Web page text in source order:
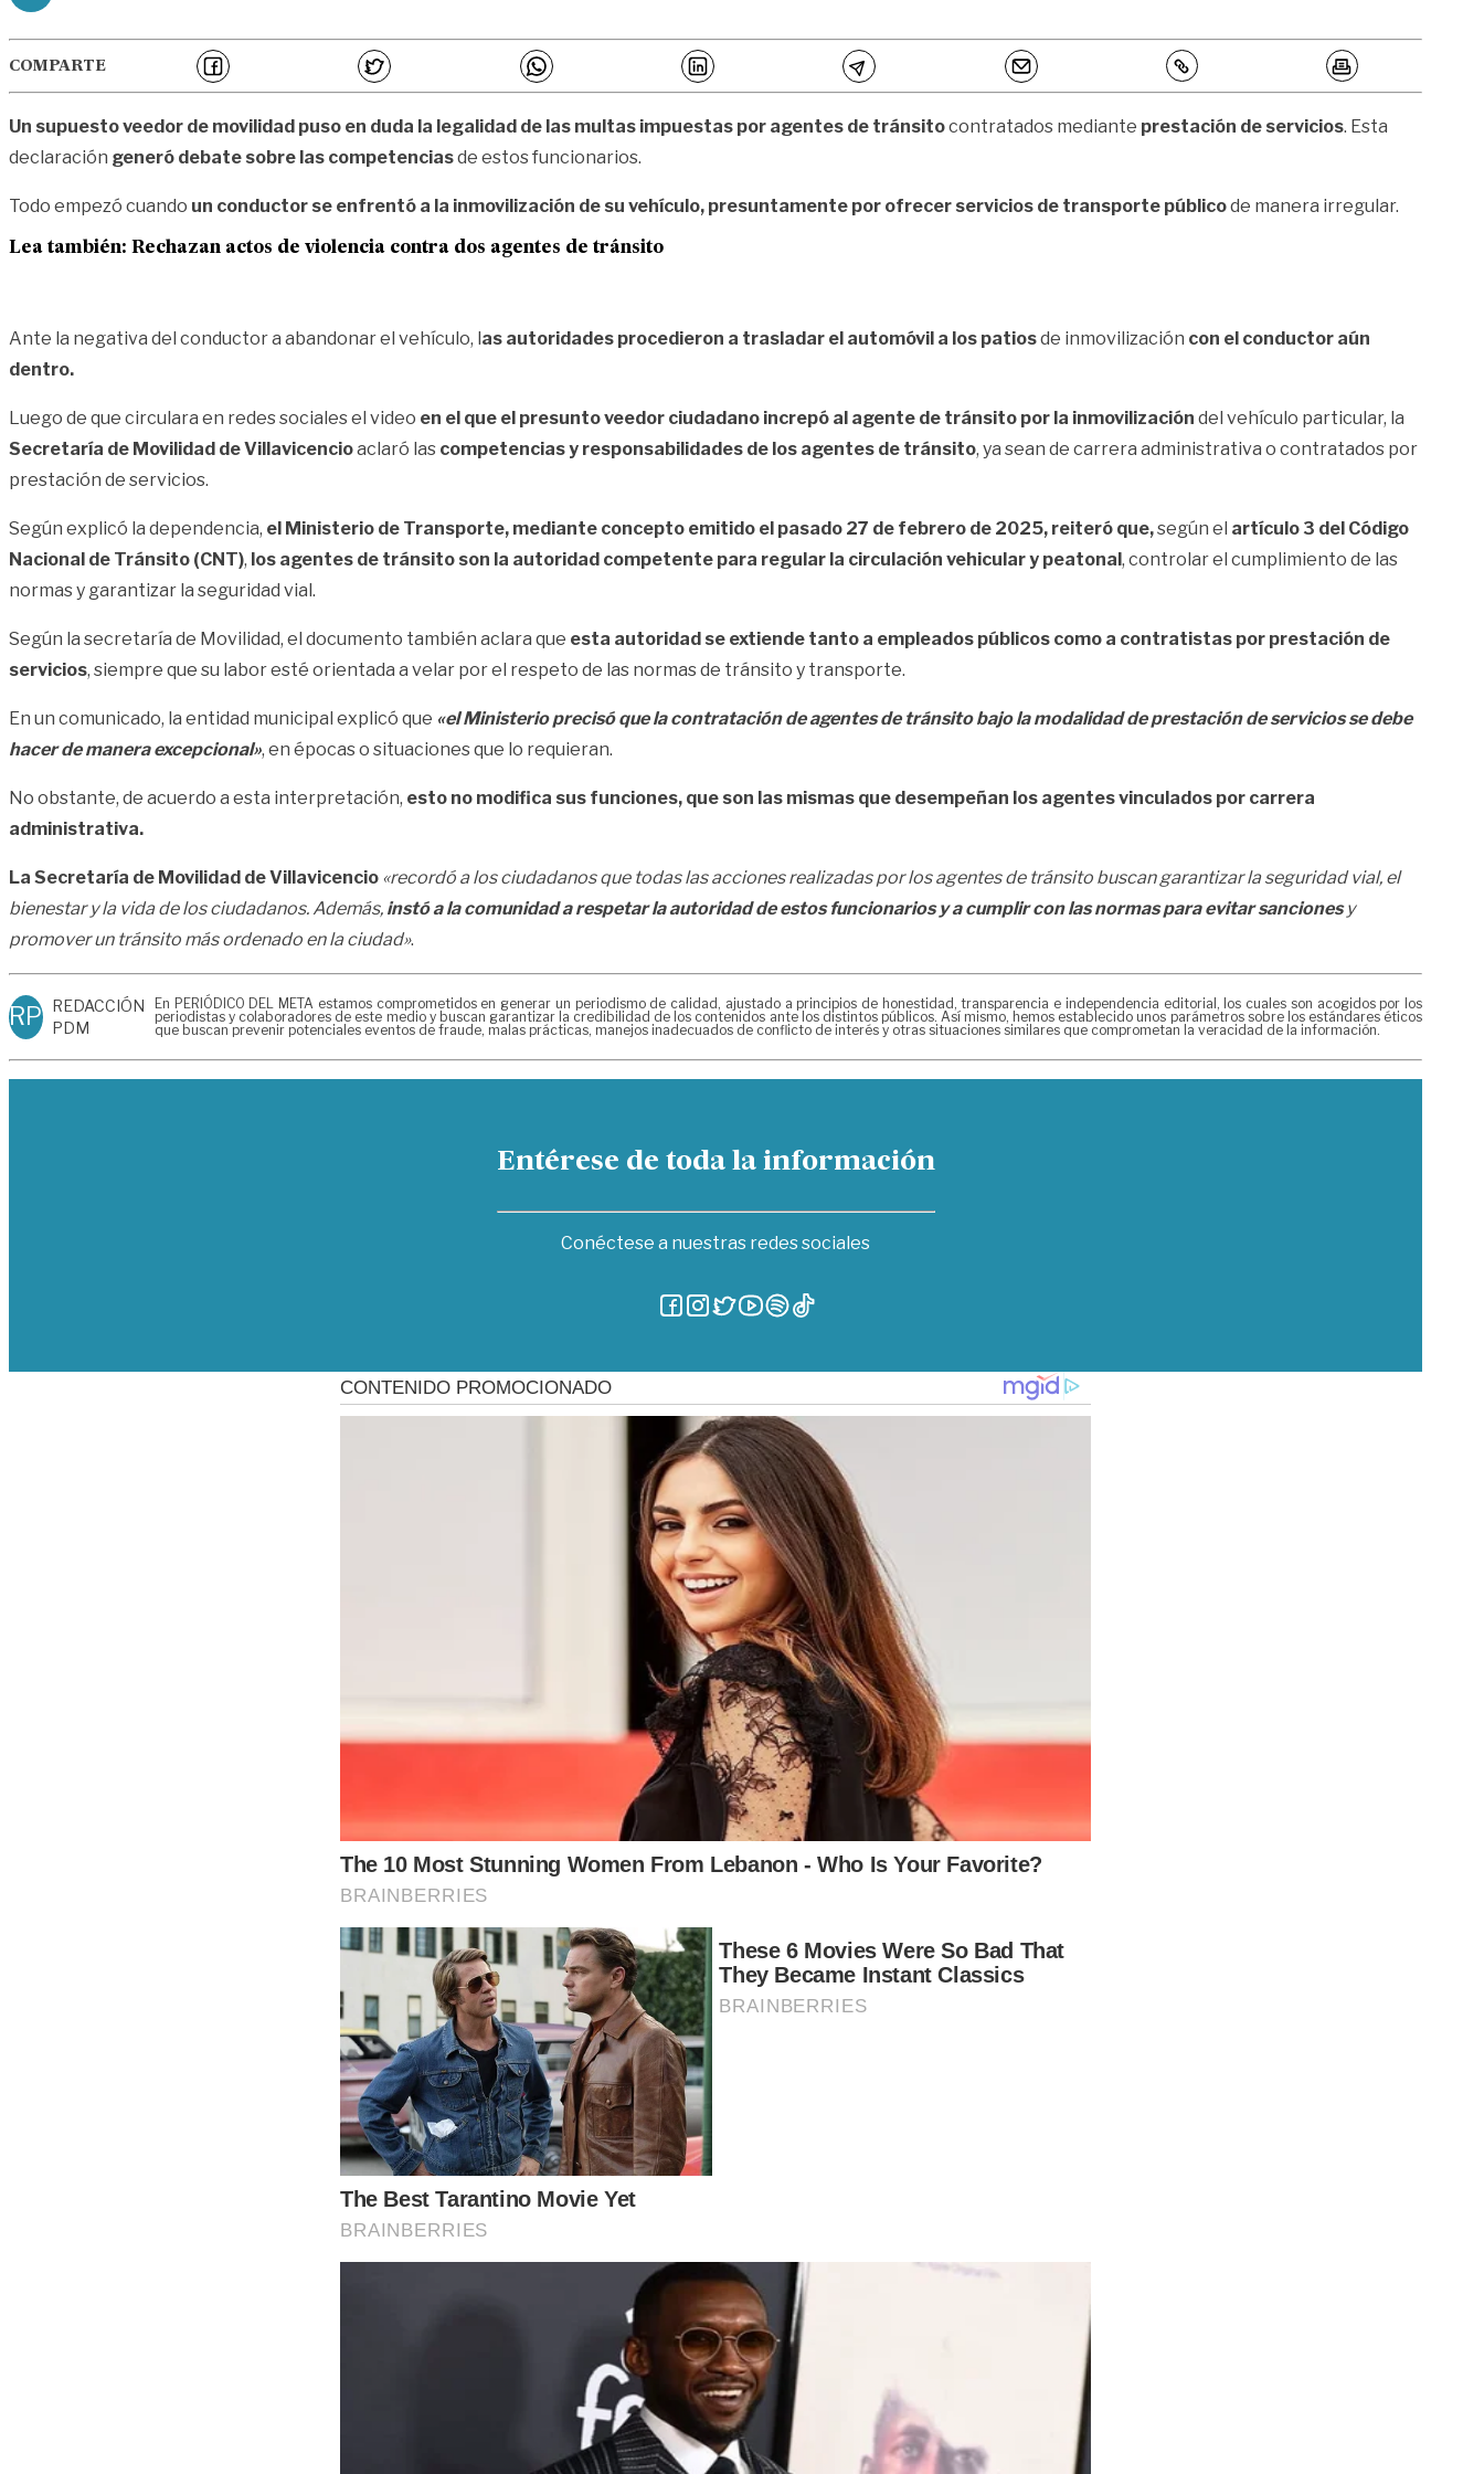
COMPARTE
Un supuesto veedor de movilidad puso en duda la legalidad de las multas impuestas por agentes de tránsitocontratados mediante prestación de servicios. Esta
declaración generó debate sobre las competenciasde estos funcionarios.
Todo empezó cuando un conductor se enfrentó a la inmovilización de su vehículo, presuntamente por ofrecer servicios de transporte públicode manera irregular.
Lea también: Rechazan actos de violencia contra dos agentes de tránsito
Ante la negativa del conductor a abandonar el vehículo, las autoridades procedieron a trasladar el automóvil a los patiosde inmovilización con el conductor aún
dentro.
Luego de que circulara en redes sociales el video en el que el presunto veedor ciudadano increpó al agente de tránsito por la inmovilización del vehículo particular, la
Secretaría de Movilidad de Villavicencioaclaró las competencias y responsabilidades de los agentes de tránsito, ya sean de carrera administrativa o contratados por
prestación de servicios.
Según explicó la dependencia, el Ministerio de Transporte, mediante concepto emitido el pasado 27 de febrero de 2025, reiteró que,según el artículo 3 del Código
Nacional de Tránsito (CNT), los agentes de tránsito son la autoridad competente para regular la circulación vehicular y peatonal, controlar el cumplimiento de las
normas y garantizar la seguridad vial.
Según la secretaría de Movilidad, el documento también aclara que esta autoridad se extiende tanto a empleados públicos como a contratistas por prestación de
servicios, siempre que su labor esté orientada a velar por el respeto de las normas de tránsito y transporte.
En un comunicado, la entidad municipal explicó que «el Ministerio precisó que la contratación de agentes de tránsito bajo la modalidad de prestación de servicios se debe
hacer de manera excepcional», en épocas o situaciones que lo requieran.
No obstante, de acuerdo a esta interpretación, esto no modifica sus funciones, que son las mismas que desempeñan los agentes vinculados por carrera
administrativa.
La Secretaría de Movilidad de Villavicencio «recordó a los ciudadanos que todas las acciones realizadas por los agentes de tránsito buscan garantizar la seguridad vial, el
bienestar y la vida de los ciudadanos. Además, instó a la comunidad a respetar la autoridad de estos funcionarios y a cumplir con las normas para evitar sancionesy
promover un tránsito más ordenado en la ciudad».
RP REDACCIÓN
PDM
En PERIÓDICO DEL META estamos comprometidos en generar un periodismo de calidad, ajustado a principios de honestidad, transparencia e independencia editorial, los cuales son acogidos por los
periodistas y colaboradores de este medio y buscan garantizar la credibilidad de los contenidos ante los distintos públicos. Así mismo, hemos establecido unos parámetros sobre los estándares éticos
que buscan prevenir potenciales eventos de fraude, malas prácticas, manejos inadecuados de conflicto de interés y otras situaciones similares que comprometan la veracidad de la información.
Entérese de toda la información
Conéctese a nuestras redes sociales